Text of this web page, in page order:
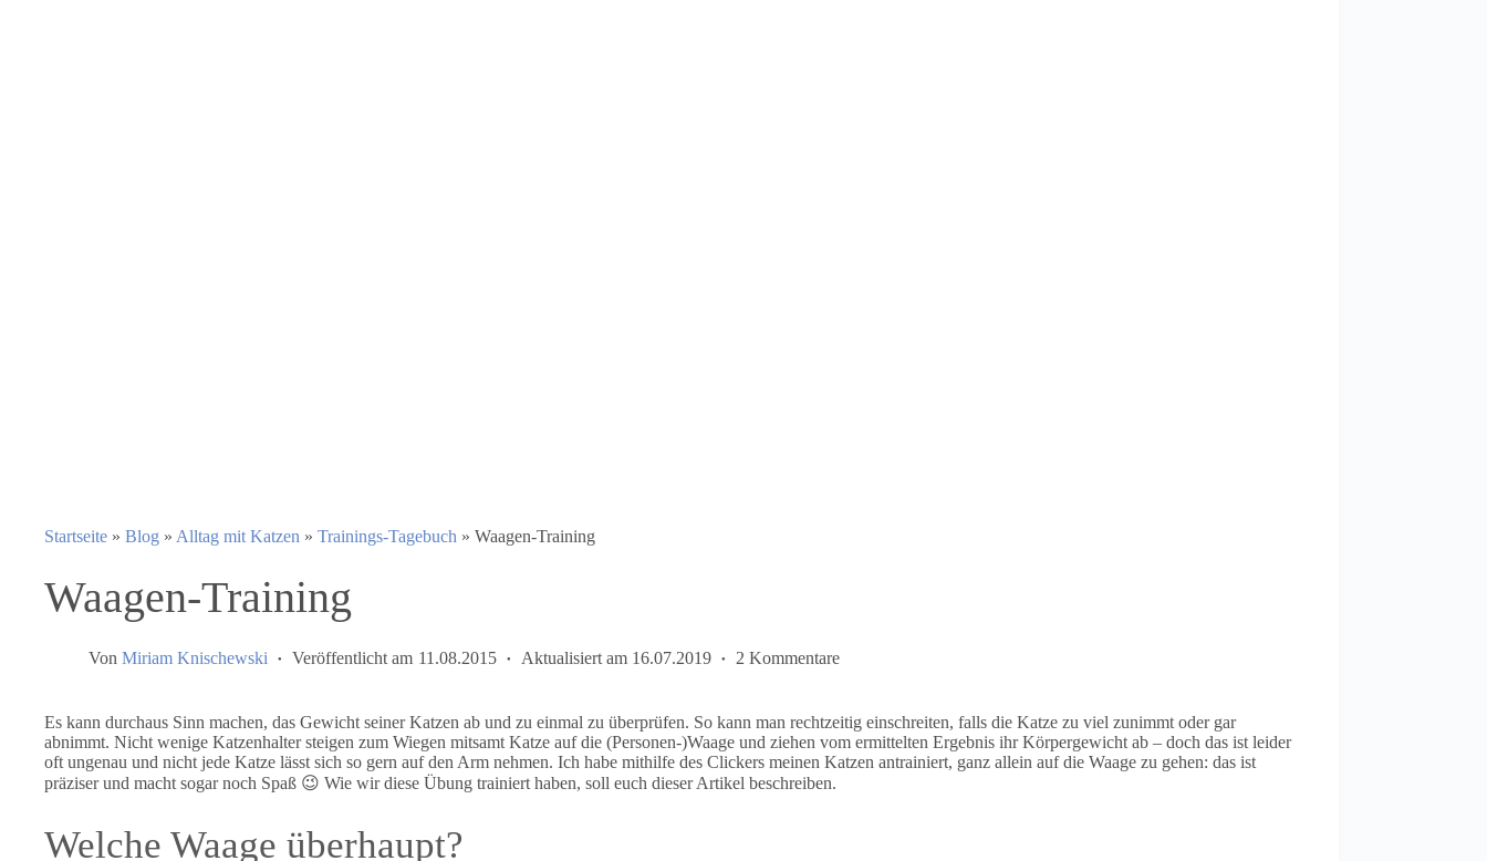
Startseite » Blog » Alltag mit Katzen » Trainings-Tagebuch » Waagen-Training
Waagen-Training
Von Miriam Knischewski Veröffentlicht am 11.08.2015 Aktualisiert am 16.07.2019 2 Kommentare
Es kann durchaus Sinn machen, das Gewicht seiner Katzen ab und zu einmal zu überprüfen. So kann man rechtzeitig einschreiten, falls die Katze zu viel zunimmt oder gar
abnimmt. Nicht wenige Katzenhalter steigen zum Wiegen mitsamt Katze auf die (Personen-)Waage und ziehen vom ermittelten Ergebnis ihr Körpergewicht ab – doch das ist leider
oft ungenau und nicht jede Katze lässt sich so gern auf den Arm nehmen. Ich habe mithilfe des Clickers meinen Katzen antrainiert, ganz allein auf die Waage zu gehen: das ist
präziser und macht sogar noch Spaß 😉 Wie wir diese Übung trainiert haben, soll euch dieser Artikel beschreiben.
Welche Waage überhaupt?